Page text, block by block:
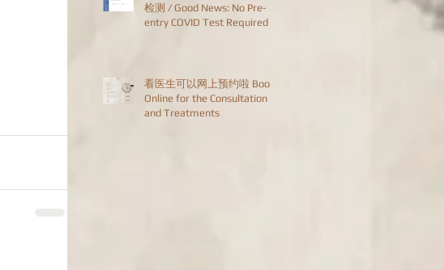
检测 / Good News: No Pre-
entry COVID Test Required
看医生可以网上预约啦 Book
Online for the Consultation
and Treatments